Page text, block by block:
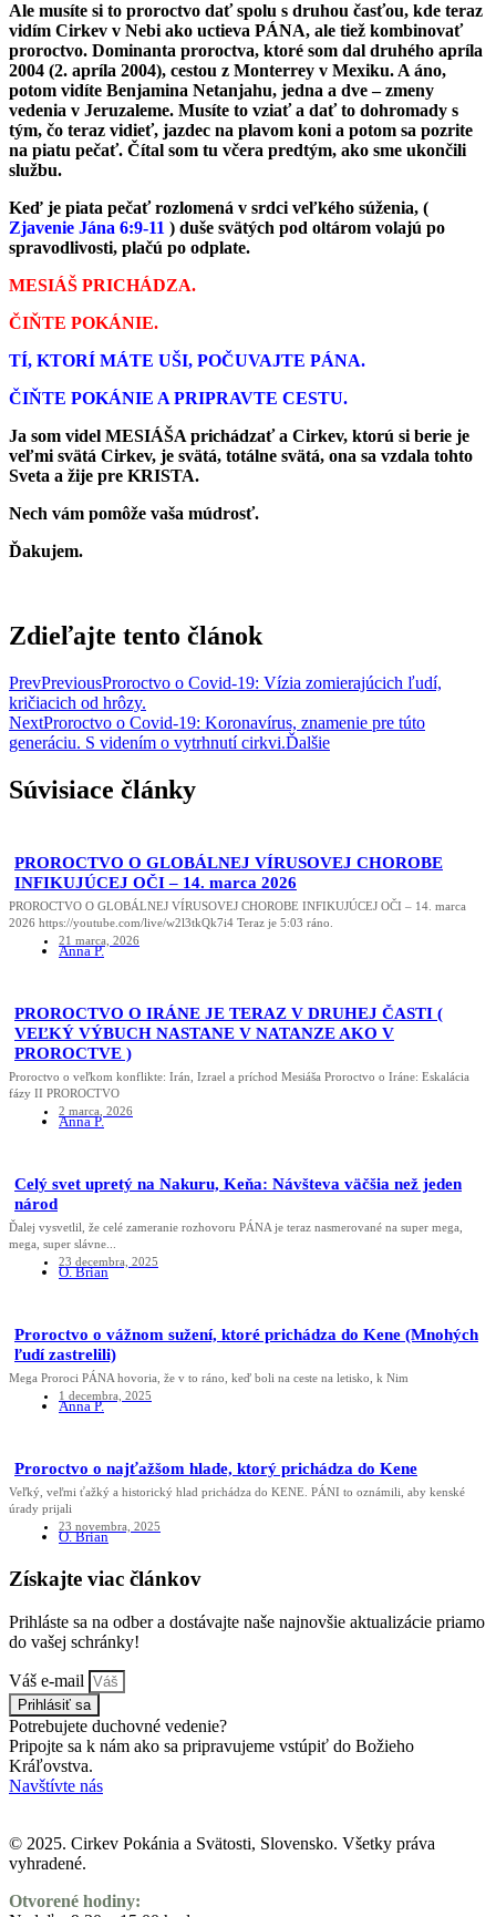
Ale musíte si to proroctvo dať spolu s druhou časťou, kde teraz
vidím Cirkev v Nebi ako uctieva PÁNA, ale tiež kombinovať
proroctvo. Dominanta proroctva, ktoré som dal druhého apríla
2004 (2. apríla 2004), cestou z Monterrey v Mexiku. A áno,
potom vidíte Benjamina Netanjahu, jedna a dve – zmeny
vedenia v Jeruzaleme. Musíte to vziať a dať to dohromady s
tým, čo teraz vidieť, jazdec na plavom koni a potom sa pozrite
na piatu pečať. Čítal som tu včera predtým, ako sme ukončili
službu.
Keď je piata pečať rozlomená v srdci veľkého súženia, (
Zjavenie Jána 6:9-11 ) duše svätých pod oltárom volajú po
spravodlivosti, plačú po odplate.
MESIÁŠ PRICHÁDZA.
ČIŇTE POKÁNIE.
TÍ, KTORÍ MÁTE UŠI, POČUVAJTE PÁNA.
ČIŇTE POKÁNIE A PRIPRAVTE CESTU.
Ja som videl MESIÁŠA prichádzať a Cirkev, ktorú si berie je
veľmi svätá Cirkev, je svätá, totálne svätá, ona sa vzdala tohto
Sveta a žije pre KRISTA.
Nech vám pomôže vaša múdrosť.
Ďakujem.
Zdieľajte tento článok
PrevPreviousProroctvo o Covid-19: Vízia zomierajúcich ľudí,
kričiacich od hrôzy.
NextProroctvo o Covid-19: Koronavírus, znamenie pre túto
generáciu. S videním o vytrhnutí cirkvi.Ďalšie
Súvisiace články
PROROCTVO O GLOBÁLNEJ VÍRUSOVEJ CHOROBE
INFIKUJÚCEJ OČI – 14. marca 2026
PROROCTVO O GLOBÁLNEJ VÍRUSOVEJ CHOROBE INFIKUJÚCEJ OČI – 14. marca
2026 https://youtube.com/live/w2l3tkQk7i4 Teraz je 5:03 ráno.
21 marca, 2026
Anna P.
PROROCTVO O IRÁNE JE TERAZ V DRUHEJ ČASTI (
VEĽKÝ VÝBUCH NASTANE V NATANZE AKO V
PROROCTVE )
Proroctvo o veľkom konflikte: Irán, Izrael a príchod Mesiáša Proroctvo o Iráne: Eskalácia
fázy II PROROCTVO
2 marca, 2026
Anna P.
Celý svet upretý na Nakuru, Keňa: Návšteva väčšia než jeden
národ
Ďalej vysvetlil, že celé zameranie rozhovoru PÁNA je teraz nasmerované na super mega,
mega, super slávne...
23 decembra, 2025
O. Brian
Proroctvo o vážnom sužení, ktoré prichádza do Kene (Mnohých
ľudí zastrelili)
Mega Proroci PÁNA hovoria, že v to ráno, keď boli na ceste na letisko, k Nim
1 decembra, 2025
Anna P.
Proroctvo o najťažšom hlade, ktorý prichádza do Kene
Veľký, veľmi ťažký a historický hlad prichádza do KENE. PÁNI to oznámili, aby kenské
úrady prijali
23 novembra, 2025
O. Brian
Získajte viac článkov
Prihláste sa na odber a dostávajte naše najnovšie aktualizácie priamo
do vašej schránky!
Váš e-mail
Prihlásiť sa
Potrebujete duchovné vedenie?
Pripojte sa k nám ako sa pripravujeme vstúpiť do Božieho
Kráľovstva.
Navštívte nás
© 2025. Cirkev Pokánia a Svätosti, Slovensko. Všetky práva
vyhradené.
Otvorené hodiny: